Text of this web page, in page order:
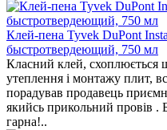
Клей-пена Tyvek DuPont
быстротвердеющий, 750 мл
Класний клей, схоплюється
утеплення і монтажу плит,
порадував продавець
якийсь прикольний провів .
гарна!..